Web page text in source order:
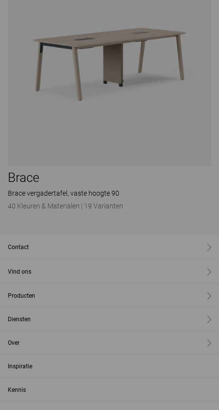
Brace
Brace vergadertafel, vaste hoogte 90
40 Kleuren & Materialen | 19 Varianten
Contact
Vind ons
Producten
Diensten
Over
Inspiratie
Kennis